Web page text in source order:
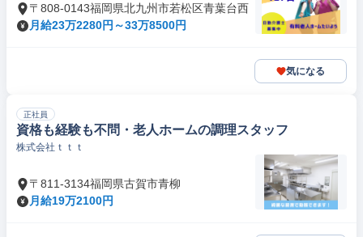
〒808-0143福岡県北九州市若松区青葉台西
月給23万2280円～33万8500円
気になる
正社員
資格も経験も不問・老人ホームの調理スタッフ
株式会社ｔｔｔ
〒811-3134福岡県古賀市青柳
月給19万2100円